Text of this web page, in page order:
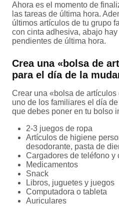
Ahora es el momento de
las tareas de última hora.
últimos artículos de tu grupo
con cinta adhesiva, abajo
pendientes de última hora.
Crea una «bolsa de
para el día de la
Crear una «bolsa de
uno de los familiares el día
que debes poner en tu bolso
2-3 juegos de ropa
Artículos de higiene
desodorante, pasta de
Cargadores de teléfono y
Medicamentos
Snack
Libros, juguetes y juegos
Computadora o tableta
Auriculares